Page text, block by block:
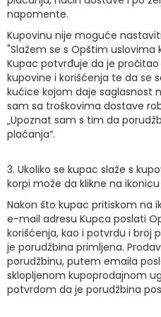
napomente.
Kupovinu nije moguće
"Slažem se s Opštim uslovima
Kupac potvrđuje da je
kupovine i korišćenja te da se
kućice kojom daje saglasnost
sam sa troškovima dostave
„Upoznat sam s tim da
plaćanja“.
3. Ukoliko se kupac slaže s
korpi može da klikne na ikonicu
Nakon što kupac pritiskom na
e-mail adresu Kupca poslati
korišćenja, kao i potvrdu i broj
je porudžbina primljena.
porudžbinu, putem emaila
sklopljenom kupoprodajnom
potvrdom da je porudžbina